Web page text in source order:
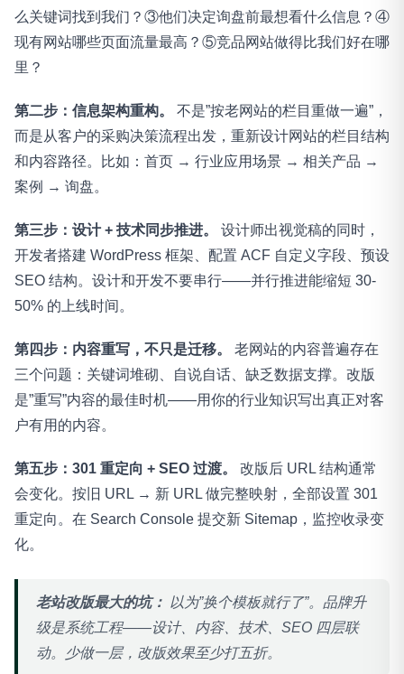
么关键词找到我们？③他们决定询盘前最想看什么信息？④
现有网站哪些页面流量最高？⑤竞品网站做得比我们好在哪
里？
第二步：信息架构重构。
不是”按老网站的栏目重做一遍”，
而是从客户的采购决策流程出发，重新设计网站的栏目结构
和内容路径。比如：首页 → 行业应用场景 → 相关产品 →
案例 → 询盘。
第三步：设计 + 技术同步推进。
设计师出视觉稿的同时，
开发者搭建 WordPress 框架、配置 ACF 自定义字段、预设
SEO 结构。设计和开发不要串行——并行推进能缩短 30-
50% 的上线时间。
第四步：内容重写，不只是迁移。
老网站的内容普遍存在
三个问题：关键词堆砌、自说自话、缺乏数据支撑。改版
是”重写”内容的最佳时机——用你的行业知识写出真正对客
户有用的内容。
第五步：301 重定向 + SEO 过渡。
改版后 URL 结构通常
会变化。按旧 URL → 新 URL 做完整映射，全部设置 301
重定向。在 Search Console 提交新 Sitemap，监控收录变
化。
老站改版最大的坑： 以为”换个模板就行了”。品牌升
级是系统工程——设计、内容、技术、SEO 四层联
动。少做一层，改版效果至少打五折。